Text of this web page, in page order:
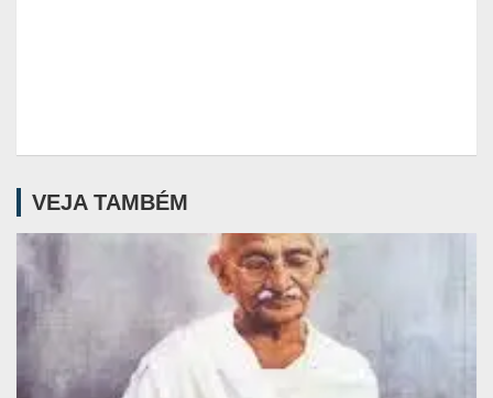
VEJA TAMBÉM